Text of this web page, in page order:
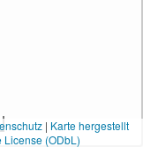
| Karte hergestellt
License (ODbL)